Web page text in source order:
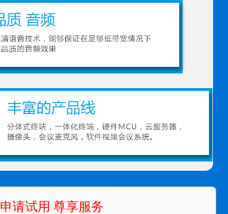
申请试用 尊享服务